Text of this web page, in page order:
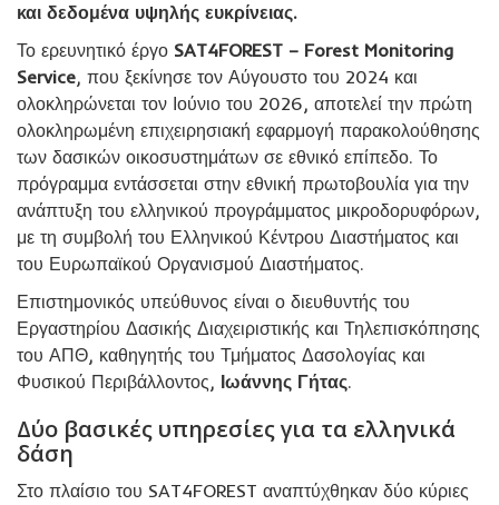
και δεδομένα υψηλής ευκρίνειας.
Το ερευνητικό έργο SAT4FOREST – Forest Monitoring
Service, που ξεκίνησε τον Αύγουστο του 2024 και
ολοκληρώνεται τον Ιούνιο του 2026, αποτελεί την πρώτη
ολοκληρωμένη επιχειρησιακή εφαρμογή παρακολούθησης
των δασικών οικοσυστημάτων σε εθνικό επίπεδο. Το
πρόγραμμα εντάσσεται στην εθνική πρωτοβουλία για την
ανάπτυξη του ελληνικού προγράμματος μικροδορυφόρων,
με τη συμβολή του Ελληνικού Κέντρου Διαστήματος και
του Ευρωπαϊκού Οργανισμού Διαστήματος.
Επιστημονικός υπεύθυνος είναι ο διευθυντής του
Εργαστηρίου Δασικής Διαχειριστικής και Τηλεπισκόπησης
του ΑΠΘ, καθηγητής του Τμήματος Δασολογίας και
Φυσικού Περιβάλλοντος, Ιωάννης Γήτας.
Δύο βασικές υπηρεσίες για τα ελληνικά
δάση
Στο πλαίσιο του SAT4FOREST αναπτύχθηκαν δύο κύριες